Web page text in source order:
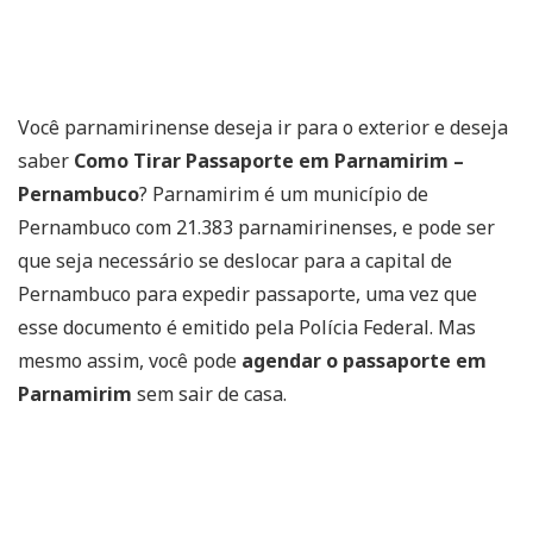
Você parnamirinense deseja ir para o exterior e deseja
saber Como Tirar Passaporte em Parnamirim –
Pernambuco? Parnamirim é um município de
Pernambuco com 21.383 parnamirinenses, e pode ser
que seja necessário se deslocar para a capital de
Pernambuco para expedir passaporte, uma vez que
esse documento é emitido pela Polícia Federal. Mas
mesmo assim, você pode agendar o passaporte em
Parnamirim sem sair de casa.